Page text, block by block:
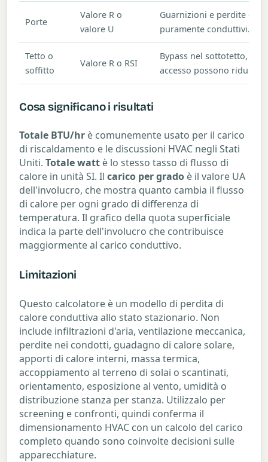
Porte
Valore R o
valore U
Guarnizioni e perdite del
puramente conduttivi.
Tetto o
soffitto
Valore R o RSI
Bypass nel sottotetto,
accesso possono ridurre
Cosa significano i risultati
Totale BTU/hr è comunemente usato per il carico
di riscaldamento e le discussioni HVAC negli Stati
Uniti.Totale watt è lo stesso tasso di flusso di
calore in unità SI. Ilcarico per grado è il valore UA
dell'involucro, che mostra quanto cambia il flusso
di calore per ogni grado di differenza di
temperatura. Il grafico della quota superficiale
indica la parte dell'involucro che contribuisce
maggiormente al carico conduttivo.
Limitazioni
Questo calcolatore è un modello di perdita di
calore conduttiva allo stato stazionario. Non
include infiltrazioni d'aria, ventilazione meccanica,
perdite nei condotti, guadagno di calore solare,
apporti di calore interni, massa termica,
accoppiamento al terreno di solai o scantinati,
orientamento, esposizione al vento, umidità o
distribuzione stanza per stanza. Utilizzalo per
screening e confronti, quindi conferma il
dimensionamento HVAC con un calcolo del carico
completo quando sono coinvolte decisioni sulle
apparecchiature.